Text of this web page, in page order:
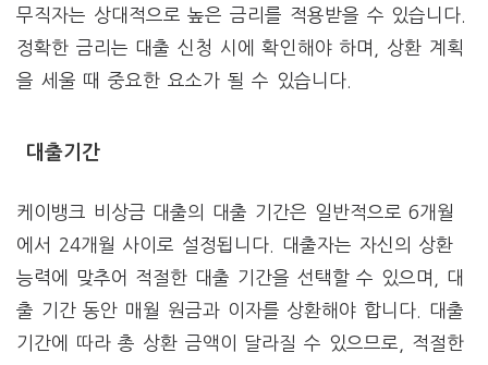
무직자는 상대적으로 높은 금리를 적용받을 수 있습니다.
정확한 금리는 대출 신청 시에 확인해야 하며, 상환 계획
을 세울 때 중요한 요소가 될 수 있습니다.
대출기간
케이뱅크 비상금 대출의 대출 기간은 일반적으로 6개월
에서 24개월 사이로 설정됩니다. 대출자는 자신의 상환
능력에 맞추어 적절한 대출 기간을 선택할 수 있으며, 대
출 기간 동안 매월 원금과 이자를 상환해야 합니다. 대출
기간에 따라 총 상환 금액이 달라질 수 있으므로, 적절한